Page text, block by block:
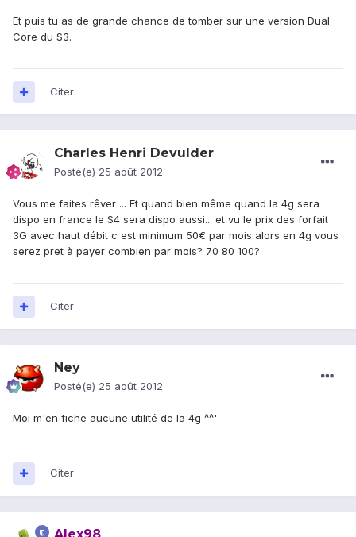
Et puis tu as de grande chance de tomber sur une version Dual
Core du S3.
Citer
Charles Henri Devulder
Posté(e) 25 août 2012
Vous me faites rêver ... Et quand bien même quand la 4g sera
dispo en france le S4 sera dispo aussi... et vu le prix des forfait
3G avec haut débit c est minimum 50€ par mois alors en 4g vous
serez pret à payer combien par mois? 70 80 100?
Citer
Ney
Posté(e) 25 août 2012
Moi m'en fiche aucune utilité de la 4g ^^'
Citer